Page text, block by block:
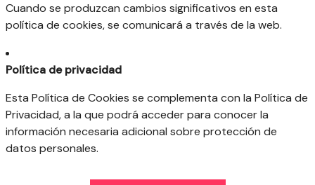
Cuando se produzcan cambios significativos en esta
política de cookies, se comunicará a través de la web.
Política de privacidad
Esta Política de Cookies se complementa con la Política de
Privacidad, a la que podrá acceder para conocer la
información necesaria adicional sobre protección de
datos personales.